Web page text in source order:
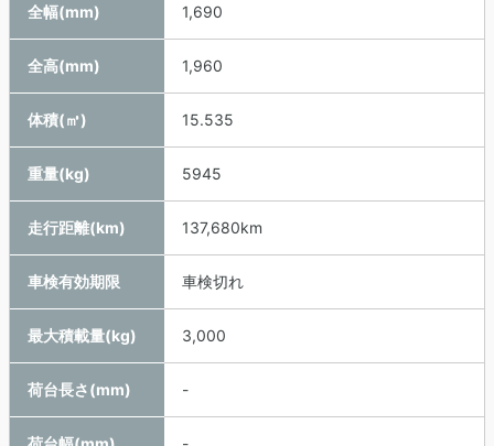
全幅(mm) 1,690
全高(mm) 1,960
体積(㎥) 15.535
重量(kg) 5945
走行距離(km) 137,680km
車検有効期限 車検切れ
最大積載量(kg) 3,000
荷台長さ(mm) -